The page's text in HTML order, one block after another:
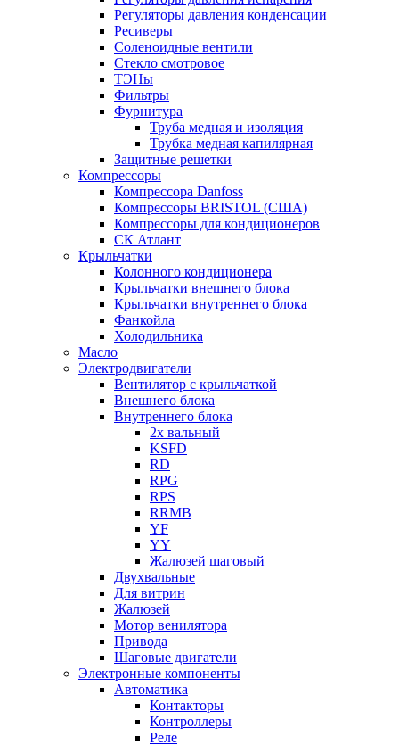
Регуляторы давления конденсации
Ресиверы
Соленоидные вентили
Стекло смотровое
ТЭНы
Фильтры
Фурнитура
Труба медная и изоляция
Трубка медная капилярная
Защитные решетки
Компрессоры
Компрессора Danfoss
Компрессоры BRISTOL (США)
Компрессоры для кондиционеров
СК Атлант
Крыльчатки
Колонного кондиционера
Крыльчатки внешнего блока
Крыльчатки внутреннего блока
Фанкойла
Холодильника
Масло
Электродвигатели
Вентилятор с крыльчаткой
Внешнего блока
Внутреннего блока
2х вальный
KSFD
RD
RPG
RPS
RRMB
YF
YY
Жалюзей шаговый
Двухвальные
Для витрин
Жалюзей
Мотор венилятора
Привода
Шаговые двигатели
Электронные компоненты
Автоматика
Контакторы
Контроллеры
Реле